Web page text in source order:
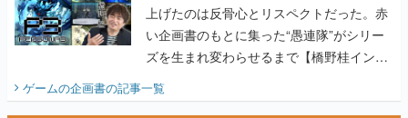
ビュー】
ゲームの企画書の記事一覧
若ゲのいたり〜ゲームクリエイターの青春〜
田中圭一のゲーム業界取材マンガ『若ゲの